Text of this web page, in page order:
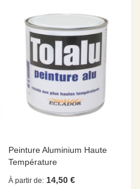
Peinture Aluminium Haute
Température
À partir de 14,50 €